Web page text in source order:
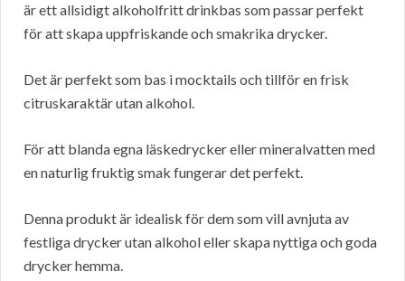
är ett allsidigt alkoholfritt drinkbas som passar perfekt
för att skapa uppfriskande och smakrika drycker.
Det är perfekt som bas i mocktails och tillför en frisk
citruskaraktär utan alkohol.
För att blanda egna läskedrycker eller mineralvatten med
en naturlig fruktig smak fungerar det perfekt.
Denna produkt är idealisk för dem som vill avnjuta av
festliga drycker utan alkohol eller skapa nyttiga och goda
drycker hemma.